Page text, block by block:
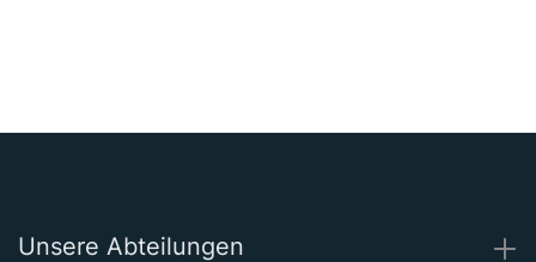
Unsere Abteilungen